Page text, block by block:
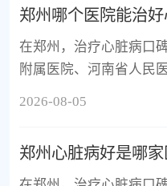
郑州哪个医院能治
在郑州，治疗心脏病口
附属医院、河南省人民
常见心脏病提供药物、
2026-08-05
郑州心脏病好是哪